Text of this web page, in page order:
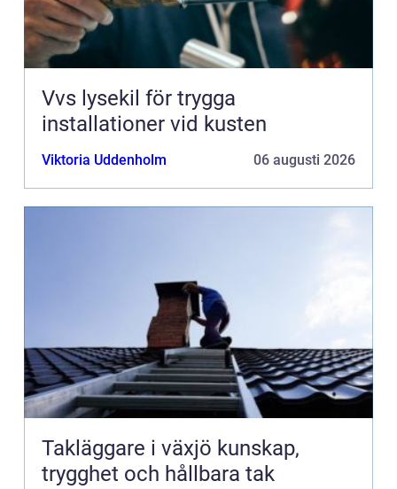
Vvs lysekil för trygga
installationer vid kusten
Viktoria Uddenholm 06 augusti 2026
Takläggare i växjö kunskap,
trygghet och hållbara tak